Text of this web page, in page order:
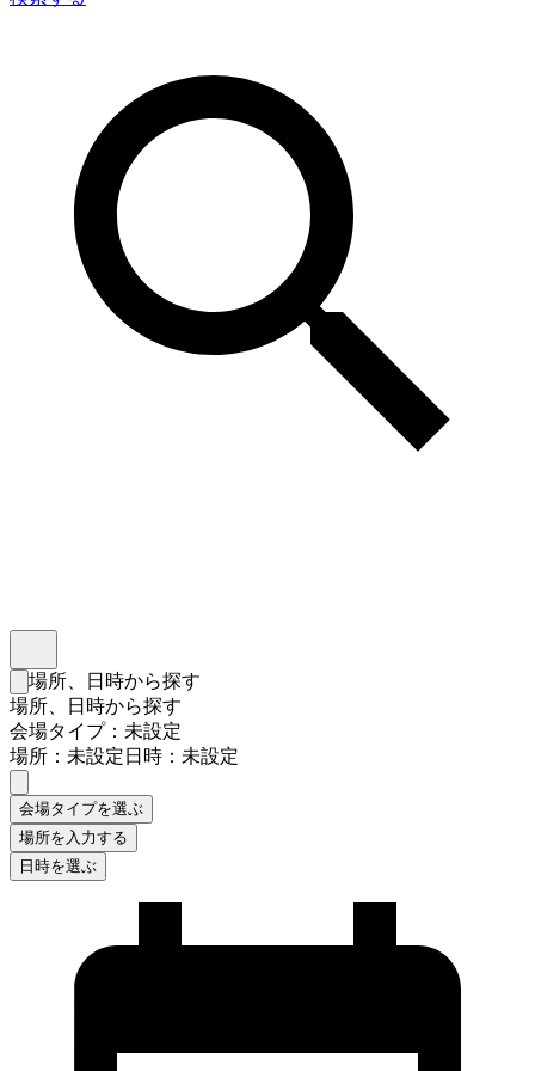
検索フォームを閉じる
場所、日時から探す
場所、日時から探す
会場タイプ：未設定
場所：未設定日時：未設定
会場タイプを選ぶ
場所を入力する
日時を選ぶ